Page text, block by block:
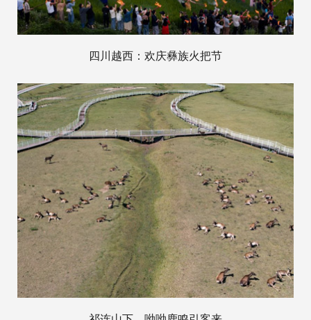
四川越西：欢庆彝族火把节